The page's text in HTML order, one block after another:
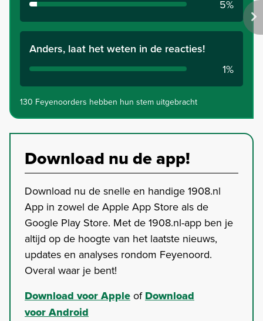
5%
Anders, laat het weten in de reacties!
1%
130 Feyenoorders hebben hun stem uitgebracht
Download nu de app!
Download nu de snelle en handige 1908.nl
App in zowel de Apple App Store als de
Google Play Store. Met de 1908.nl-app ben je
altijd op de hoogte van het laatste nieuws,
updates en analyses rondom Feyenoord.
Overal waar je bent!
Download voor Apple of Download
voor Android